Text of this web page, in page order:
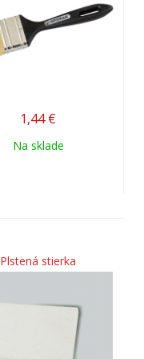
1,44 €
Na sklade
Plstená stierka